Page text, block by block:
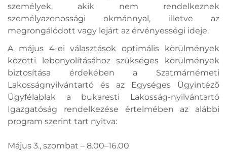
személyek, akik nem rendelkeznek
személyazonossági okmánnyal, illetve az
megrongálódott vagy lejárt az érvényességi ideje.
A május 4-ei választások optimális körülmények
közötti lebonyolításához szükséges körülmények
biztosítása érdekében a Szatmárnémeti
Lakosságnyilvántartó és az Egységes Ügyintéző
Ügyfélablak a bukaresti Lakosság-nyilvántartó
Igazgatóság rendelkezése értelmében az alábbi
program szerint tart nyitva:
Május 3., szombat – 8.00–16.00